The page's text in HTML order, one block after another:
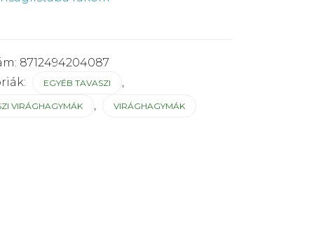
8712494204087
EGYÉB TAVASZI ,
VIRÁGHAGYMÁK , VIRÁGHAGYMÁK